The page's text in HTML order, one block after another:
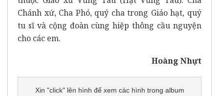
Chánh xứ, Cha Phó, quý cha trong Giáo hạt, quý
tu sĩ và cộng đoàn cùng hiệp thông cầu nguyện
cho các em.
Hoàng Nhựt
Xin "click" lên hình để xem các hình trong album